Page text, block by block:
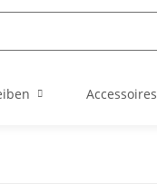
Accessoires